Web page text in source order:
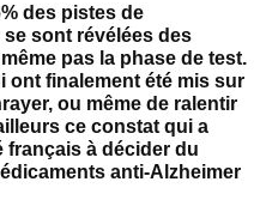
des pistes de
sont révélées des
pas la phase de test.
ont finalement été mis sur
ou même de ralentir
ce constat qui a
français à décider du
anti-Alzheimer